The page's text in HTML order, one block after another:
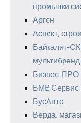
промывки
Аргон
Аспект,
Байкалит-
мультибренд
Бизнес-ПРО
БМВ Сервис
БусАвто
Верда,